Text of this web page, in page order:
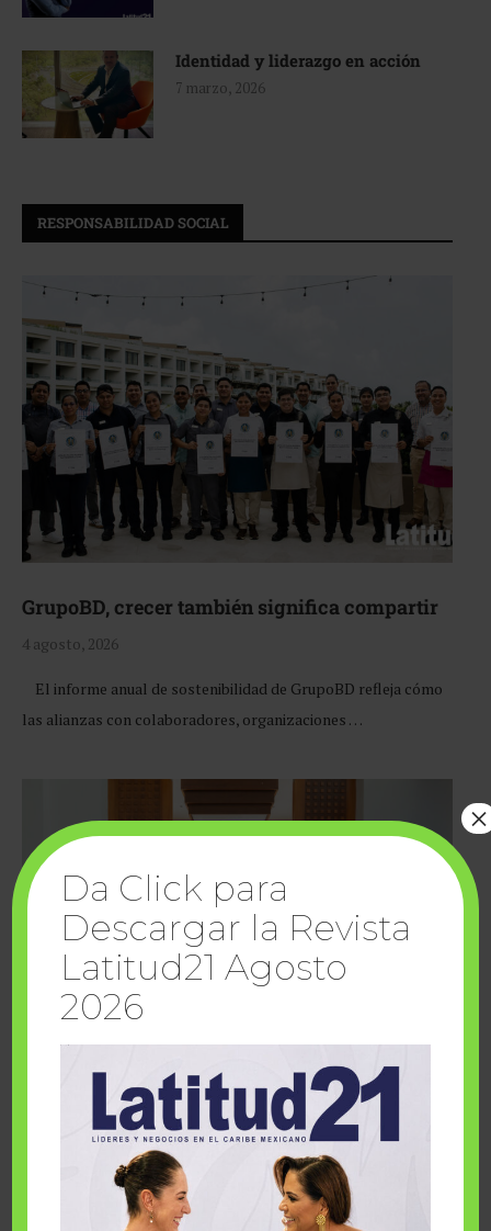
Identidad y liderazgo en acción
7 marzo, 2026
RESPONSABILIDAD SOCIAL
GrupoBD, crecer también significa compartir
4 agosto, 2026
El informe anual de sostenibilidad de GrupoBD refleja cómo
las alianzas con colaboradores, organizaciones …
Cuando la solidaridad inspira; cumplen
sueños Fairmont Mayakoba y Make-A-Wish
Da Click para
Descargar la Revista
Latitud21 Agosto
2026
×